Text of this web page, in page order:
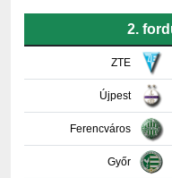
ZTE
Újpest
Ferencváros
Győr
Honvéd